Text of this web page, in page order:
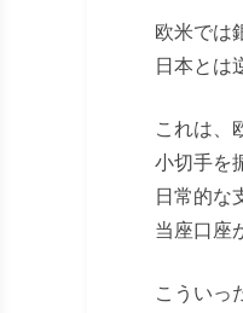
欧米では
日本とは
これは、
小切手を
日常的な
当座口座
こういっ